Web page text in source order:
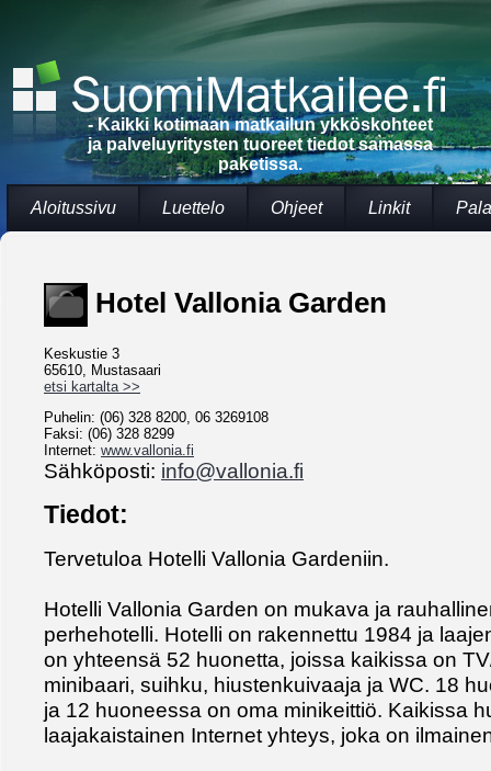
- Kaikki kotimaan matkailun ykköskohteet
ja palveluyritysten tuoreet tiedot samassa
paketissa.
Aloitussivu Luettelo Ohjeet Linkit
Hotel Vallonia Garden
Keskustie 3
65610, Mustasaari
etsi kartalta >>
Puhelin: (06) 328 8200, 06 3269108
Faksi: (06) 328 8299
Internet: www.vallonia.fi
Sähköposti: info@vallonia.fi
Tiedot:
Tervetuloa Hotelli Vallonia Gardeniin.
Hotelli Vallonia Garden on mukava ja
perhehotelli. Hotelli on rakennettu 1984 ja
on yhteensä 52 huonetta, joissa kaikissa on
minibaari, suihku, hiustenkuivaaja ja WC. 18
ja 12 huoneessa on oma minikeittiö. Kaikissa
laajakaistainen Internet yhteys, joka on